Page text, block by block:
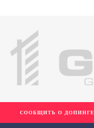
СООБЩИТЬ О ДОПИНГЕ